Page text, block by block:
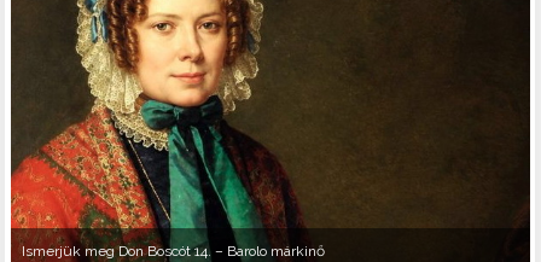
Ismerjük meg Don Boscót 14. – Barolo márkinő